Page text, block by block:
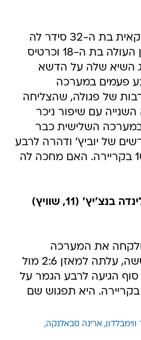
קאמבק נהדר של האמריקאית בת ה-32 סידר לה
ניצחון בדרבי מול הכישרון העולה בת ה-18 וכרטיס
השיא שלה על הדשא
פעמים במערכה
של פגולה, שהצליחה
עם שיפור ניכר
השלישית כבר
של יוביץ' ודהרה לרבע
גמר גרנד סלאם מספר 10 בקריירה. האם מחכה לה
ולקחה את המערכה
הראשונה, אך גוף התאוששה, עלתה למאזן 2:6 מול
הגיעה לרבע הגמר על
היא תפגוש שם
ווימבלדון ארינה סבאלנקה